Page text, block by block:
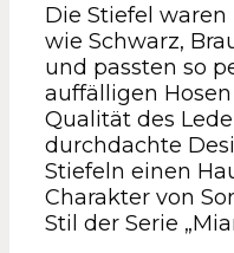
Die Stiefel
wie Schwarz,
und passten so
auffälligen
Qualität des
durchdachte
Stiefeln einen
Charakter von
Stil der Serie